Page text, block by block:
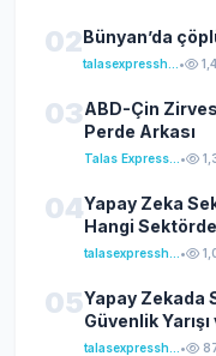
02Bünyan’da
•
03ABD-Çin
Perde Arkası
•
04Yapay Zeka
Hangi
•
05Yapay Zekada
Güvenlik
•